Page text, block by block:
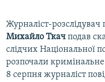
Журналіст-
Михайло Ткач подав
слідчих Національної
розпочали
8 серпня журналіст